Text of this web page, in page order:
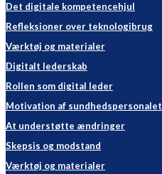
Det digitale kompetencehjul
Refleksioner over teknologibrug
Værktøj og materialer
Digitalt lederskab
Rollen som digital leder
Motivation af sundhedspersonalet
At understøtte ændringer
Skepsis og modstand
Værktøj og materialer